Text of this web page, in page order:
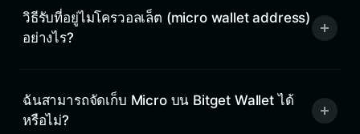
วิธีรับที่อยู่ไมโครวอลเล็ต (micro wallet address)
อย่างไร?
ฉันสามารถจัดเก็บ Micro บน Bitget Wallet ได้
หรือไม่?